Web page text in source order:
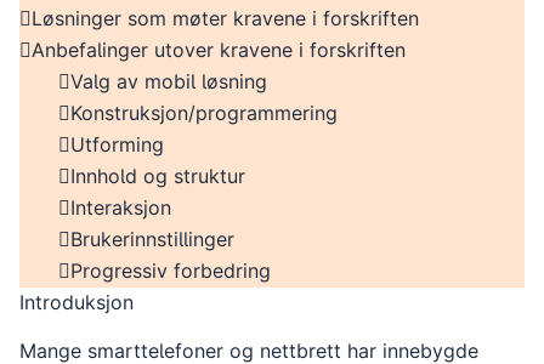
Løsninger som møter kravene i forskriften
Anbefalinger utover kravene i forskriften
Valg av mobil løsning
Konstruksjon/programmering
Utforming
Innhold og struktur
Interaksjon
Brukerinnstillinger
Progressiv forbedring
Introduksjon
Mange smarttelefoner og nettbrett har innebygde